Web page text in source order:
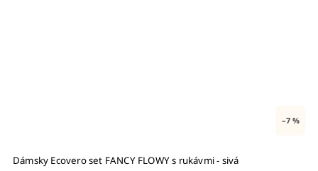
–7 %
Dámsky Ecovero set FANCY FLOWY s rukávmi - sivá